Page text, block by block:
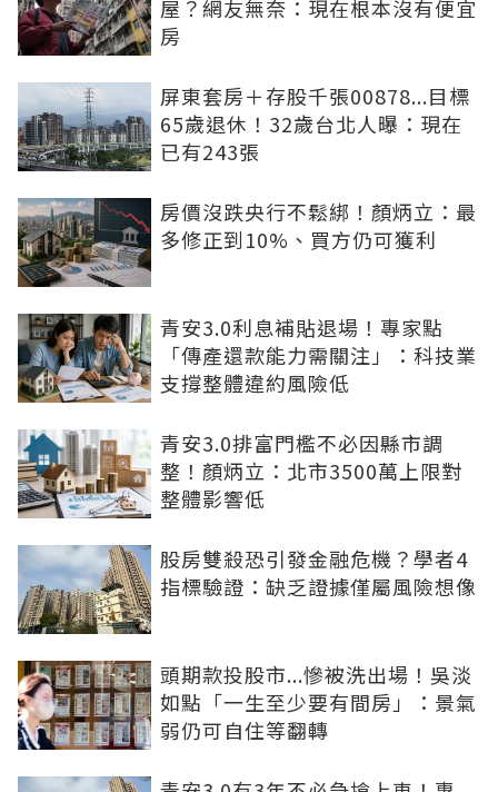
屋？網友無奈：現在根本沒有便宜
房
屏東套房＋存股千張00878...目標
65歲退休！32歲台北人曝：現在
已有243張
房價沒跌央行不鬆綁！顏炳立：最
多修正到10%、買方仍可獲利
青安3.0利息補貼退場！專家點
「傳產還款能力需關注」：科技業
支撐整體違約風險低
青安3.0排富門檻不必因縣市調
整！顏炳立：北市3500萬上限對
整體影響低
股房雙殺恐引發金融危機？學者4
指標驗證：缺乏證據僅屬風險想像
頭期款投股市...慘被洗出場！吳淡
如點「一生至少要有間房」：景氣
弱仍可自住等翻轉